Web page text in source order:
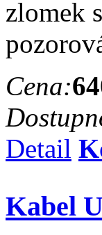
zlomek
Cena:
Detail
Kabel